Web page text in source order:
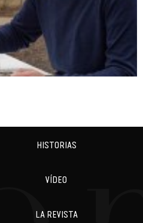
HISTORIAS
VÍDEO
LA REVISTA